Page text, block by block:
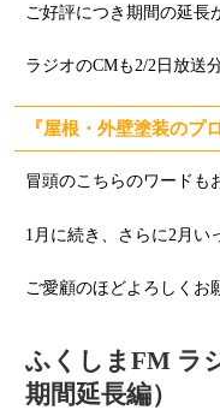
ご好評につき期間の延長
ラジオのCMも2/2日放送
『屋根・外壁塗装のプ
冒頭のこちらのワードも
1月に続き、さらに2月い
ご愛顧のほどよろしくお
ふくしまFM ラ
期間延長編）